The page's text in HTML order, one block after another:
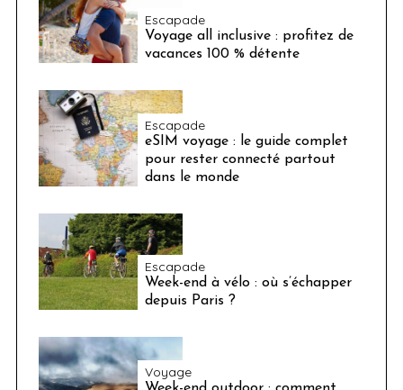
Escapade
Voyage all inclusive : profitez de
vacances 100 % détente
Escapade
eSIM voyage : le guide complet
pour rester connecté partout
dans le monde
Escapade
Week-end à vélo : où s’échapper
depuis Paris ?
Voyage